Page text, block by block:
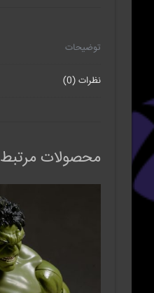
توضیحات
نظرات (0)
محصولات مرتبط